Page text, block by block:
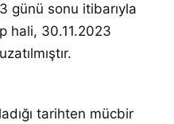
günü sonu itibarıyla
hali, 30.11.2023
tarihten mücbir